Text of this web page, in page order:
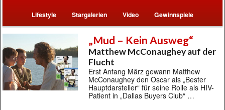
Lifestyle Stargalerien Video Gewinnspiele
„Mud – Kein Ausweg“
Matthew McConaughey auf der
Flucht
Erst Anfang März gewann Matthew
McConaughey den Oscar als „Bester
Hauptdarsteller“ für seine Rolle als HIV-
Patient in „Dallas Buyers Club“ …